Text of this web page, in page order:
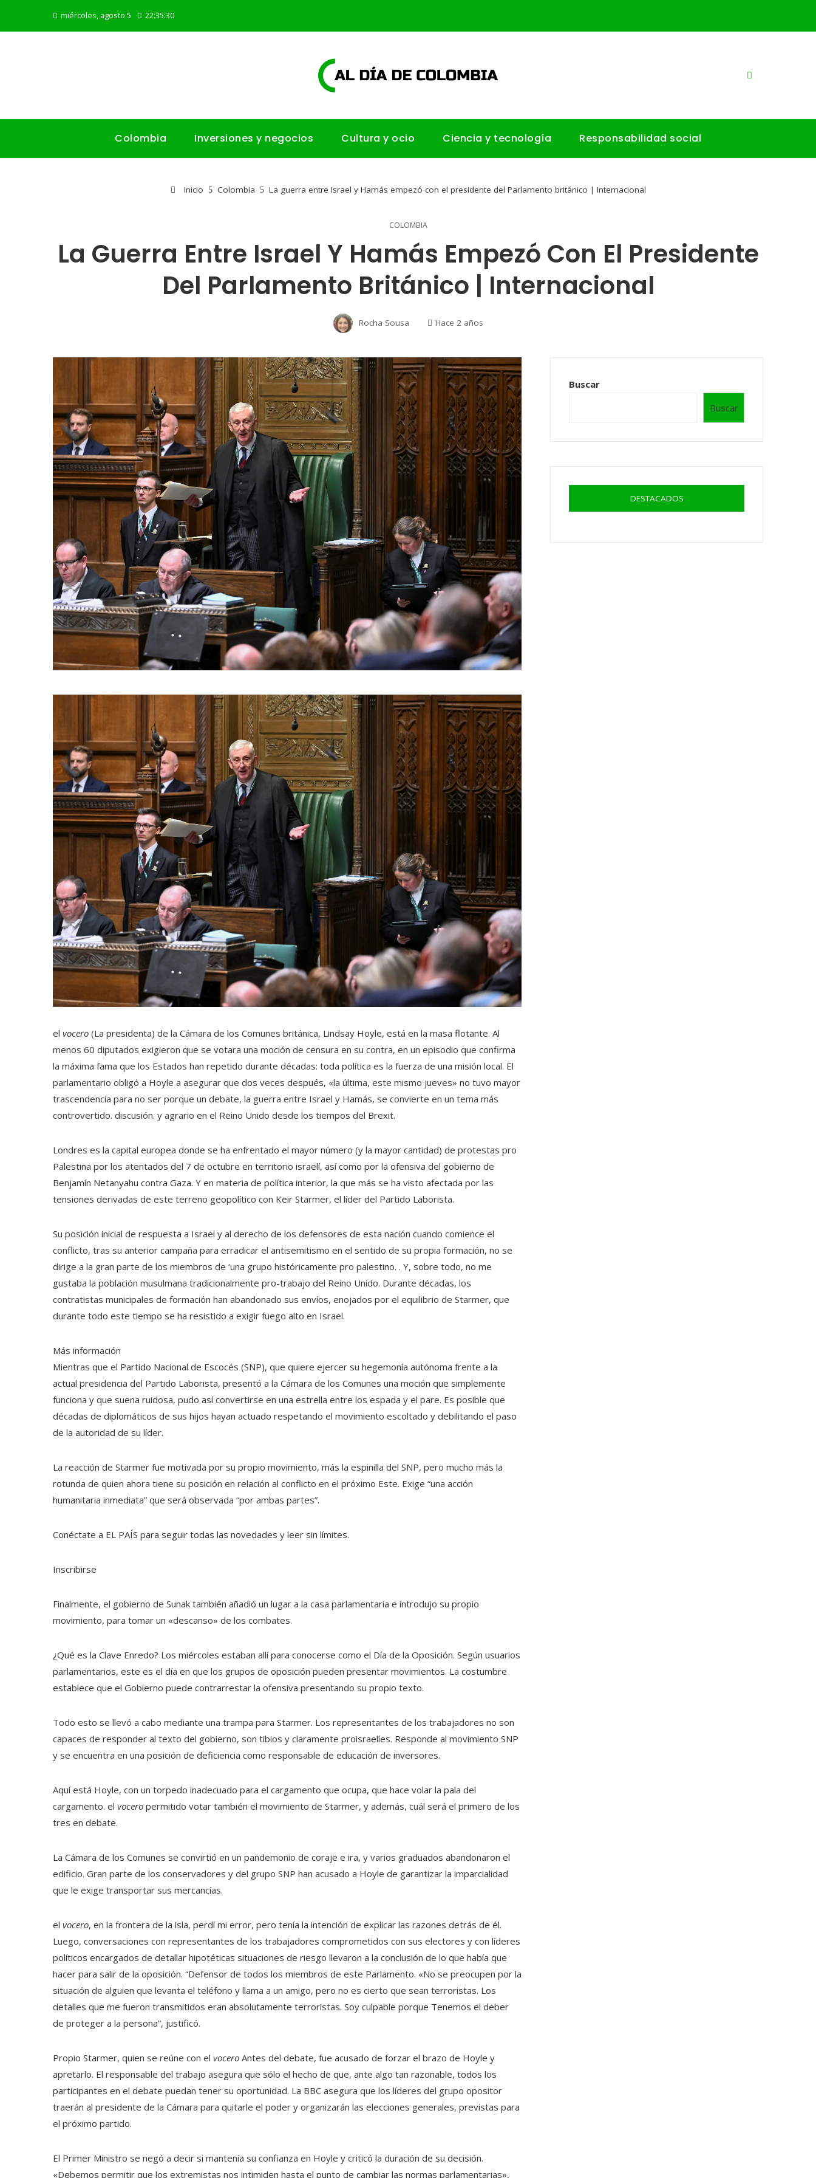
miércoles, agosto 5 22:35:31
Colombia Inversiones y negocios Cultura y ocio Ciencia y tecnología Responsabilidad social
Inicio Colombia La guerra entre Israel y Hamás empezó con el presidente del Parlamento británico | Internacional
COLOMBIA
La Guerra Entre Israel Y Hamás Empezó Con El Presidente
Del Parlamento Británico | Internacional
Rocha Sousa Hace 2 años
el vocero (La presidenta) de la Cámara de los Comunes británica, Lindsay Hoyle, está en la masa flotante. Al
menos 60 diputados exigieron que se votara una moción de censura en su contra, en un episodio que confirma
la máxima fama que los Estados han repetido durante décadas: toda política es la fuerza de una misión local. El
parlamentario obligó a Hoyle a asegurar que dos veces después, «la última, este mismo jueves» no tuvo mayor
trascendencia para no ser porque un debate, la guerra entre Israel y Hamás, se convierte en un tema más
controvertido. discusión. y agrario en el Reino Unido desde los tiempos del Brexit.
Londres es la capital europea donde se ha enfrentado el mayor número (y la mayor cantidad) de protestas pro
Palestina por los atentados del 7 de octubre en territorio israelí, así como por la ofensiva del gobierno de
Benjamín Netanyahu contra Gaza. Y en materia de política interior, la que más se ha visto afectada por las
tensiones derivadas de este terreno geopolítico con Keir Starmer, el líder del Partido Laborista.
Su posición inicial de respuesta a Israel y al derecho de los defensores de esta nación cuando comience el
conflicto, tras su anterior campaña para erradicar el antisemitismo en el sentido de su propia formación, no se
dirige a la gran parte de los miembros de ‘una grupo históricamente pro palestino. . Y, sobre todo, no me
gustaba la población musulmana tradicionalmente pro-trabajo del Reino Unido. Durante décadas, los
contratistas municipales de formación han abandonado sus envíos, enojados por el equilibrio de Starmer, que
durante todo este tiempo se ha resistido a exigir fuego alto en Israel.
Más información
Mientras que el Partido Nacional de Escocés (SNP), que quiere ejercer su hegemonía autónoma frente a la
actual presidencia del Partido Laborista, presentó a la Cámara de los Comunes una moción que simplemente
funciona y que suena ruidosa, pudo así convertirse en una estrella entre los espada y el pare. Es posible que
décadas de diplomáticos de sus hijos hayan actuado respetando el movimiento escoltado y debilitando el paso
de la autoridad de su líder.
La reacción de Starmer fue motivada por su propio movimiento, más la espinilla del SNP, pero mucho más la
rotunda de quien ahora tiene su posición en relación al conflicto en el próximo Este. Exige “una acción
humanitaria inmediata” que será observada “por ambas partes”.
Conéctate a EL PAÍS para seguir todas las novedades y leer sin límites.
Inscribirse
Finalmente, el gobierno de Sunak también añadió un lugar a la casa parlamentaria e introdujo su propio
movimiento, para tomar un «descanso» de los combates.
¿Qué es la Clave Enredo? Los miércoles estaban allí para conocerse como el Día de la Oposición. Según usuarios
parlamentarios, este es el día en que los grupos de oposición pueden presentar movimientos. La costumbre
establece que el Gobierno puede contrarrestar la ofensiva presentando su propio texto.
Todo esto se llevó a cabo mediante una trampa para Starmer. Los representantes de los trabajadores no son
capaces de responder al texto del gobierno, son tibios y claramente proisraelíes. Responde al movimiento SNP
y se encuentra en una posición de deficiencia como responsable de educación de inversores.
Aquí está Hoyle, con un torpedo inadecuado para el cargamento que ocupa, que hace volar la pala del
cargamento. el vocero permitido votar también el movimiento de Starmer, y además, cuál será el primero de los
tres en debate.
La Cámara de los Comunes se convirtió en un pandemonio de coraje e ira, y varios graduados abandonaron el
edificio. Gran parte de los conservadores y del grupo SNP han acusado a Hoyle de garantizar la imparcialidad
que le exige transportar sus mercancías.
el vocero, en la frontera de la isla, perdí mi error, pero tenía la intención de explicar las razones detrás de él.
Luego, conversaciones con representantes de los trabajadores comprometidos con sus electores y con líderes
políticos encargados de detallar hipotéticas situaciones de riesgo llevaron a la conclusión de lo que había que
hacer para salir de la oposición. “Defensor de todos los miembros de este Parlamento. «No se preocupen por la
situación de alguien que levanta el teléfono y llama a un amigo, pero no es cierto que sean terroristas. Los
detalles que me fueron transmitidos eran absolutamente terroristas. Soy culpable porque Tenemos el deber
de proteger a la persona”, justificó.
Propio Starmer, quien se reúne con el vocero Antes del debate, fue acusado de forzar el brazo de Hoyle y
apretarlo. El responsable del trabajo asegura que sólo el hecho de que, ante algo tan razonable, todos los
participantes en el debate puedan tener su oportunidad. La BBC asegura que los líderes del grupo opositor
traerán al presidente de la Cámara para quitarle el poder y organizarán las elecciones generales, previstas para
el próximo partido.
El Primer Ministro se negó a decir si mantenía su confianza en Hoyle y criticó la duración de su decisión.
«Debemos permitir que los extremistas nos intimiden hasta el punto de cambiar las normas parlamentarias»,
Buscar
Buscar
DESTACADOS